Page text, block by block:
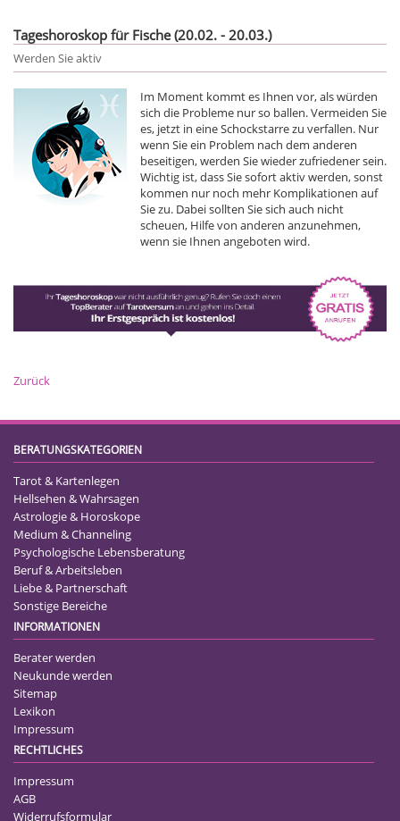
Tageshoroskop für Fische (20.02. - 20.03.)
Werden Sie aktiv
Im Moment kommt es Ihnen vor, als würden
sich die Probleme nur so ballen. Vermeiden Sie
es, jetzt in eine Schockstarre zu verfallen. Nur
wenn Sie ein Problem nach dem anderen
beseitigen, werden Sie wieder zufriedener sein.
Wichtig ist, dass Sie sofort aktiv werden, sonst
kommen nur noch mehr Komplikationen auf
Sie zu. Dabei sollten Sie sich auch nicht
scheuen, Hilfe von anderen anzunehmen,
wenn sie Ihnen angeboten wird.
Zurück
BERATUNGSKATEGORIEN
Tarot & Kartenlegen
Hellsehen & Wahrsagen
Astrologie & Horoskope
Medium & Channeling
Psychologische Lebensberatung
Beruf & Arbeitsleben
Liebe & Partnerschaft
Sonstige Bereiche
INFORMATIONEN
Berater werden
Neukunde werden
Sitemap
Lexikon
Impressum
RECHTLICHES
Impressum
AGB
Widerrufsformular